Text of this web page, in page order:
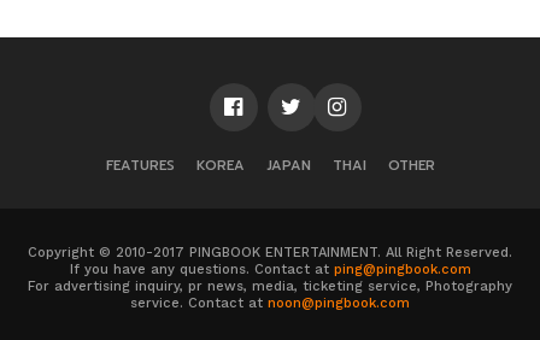
FEATURES KOREA JAPAN THAI OTHER
Copyright © 2010-2017 PINGBOOK ENTERTAINMENT. All Right Reserved.
If you have any questions. Contact at ping@pingbook.com
For advertising inquiry, pr news, media, ticketing service, Photography
service. Contact at noon@pingbook.com